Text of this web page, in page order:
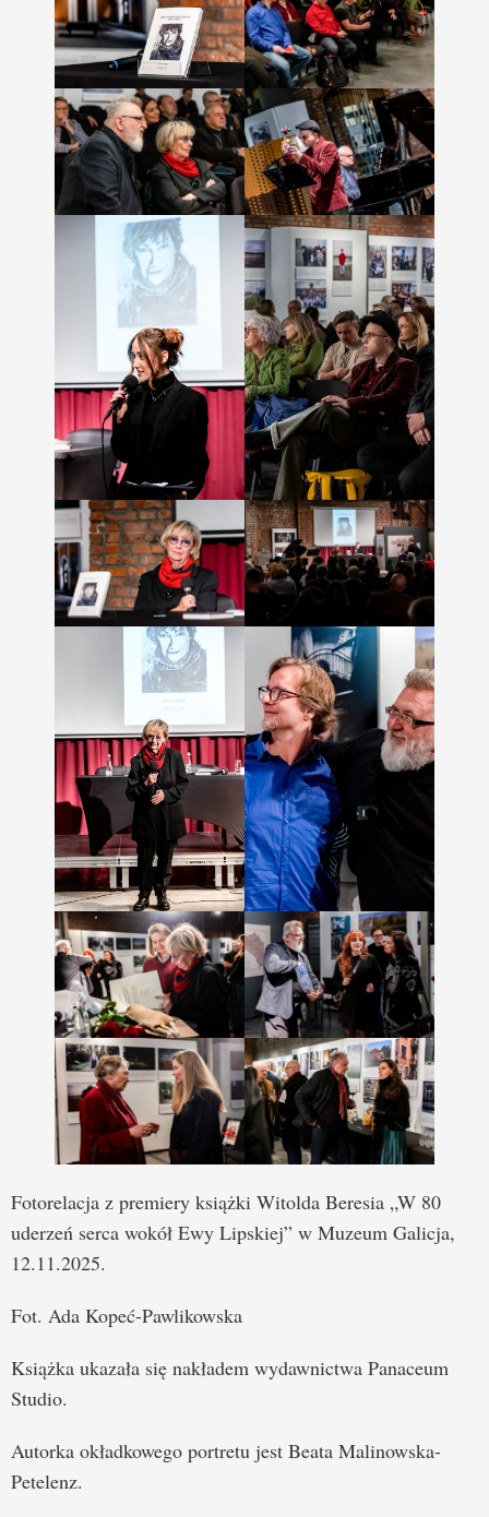
Fotorelacja z premiery książki Witolda Beresia „W 80
uderzeń serca wokół Ewy Lipskiej” w Muzeum Galicja,
12.11.2025.
Fot. Ada Kopeć-Pawlikowska
Książka ukazała się nakładem wydawnictwa Panaceum
Studio.
Autorka okładkowego portretu jest Beata Malinowska-
Petelenz.